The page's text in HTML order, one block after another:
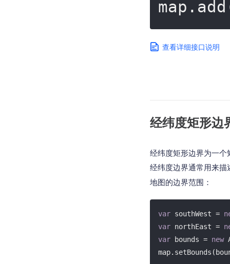
查看详细接口说明
经纬度矩形边
经纬度矩形边界为一
经纬度边界通常用来
地图的边界范围：
var southWest =
var northEast =
var bounds = new